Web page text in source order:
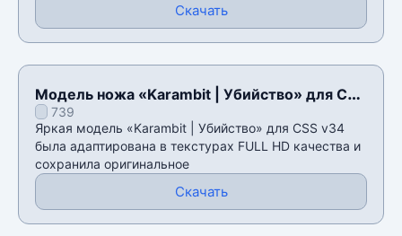
Скачать
Модель ножа «Karambit | Убийство» для CSS
v34739
Яркая модель «Karambit | Убийство» для CSS v34
была адаптирована в текстурах FULL HD качества и
сохранила оригинальное
Скачать